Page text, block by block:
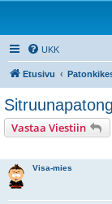
UKK
Etusivu
Vastaa Viestiin
Visa-mies